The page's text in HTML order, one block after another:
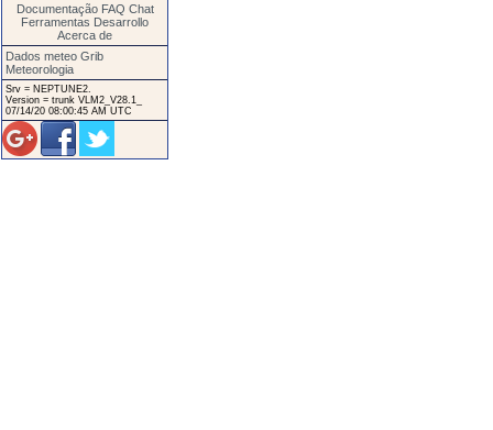
Documentação FAQ Chat
Ferramentas Desarrollo
Acerca de
Dados meteo Grib
Meteorologia
Srv = NEPTUNE2.
Version = trunk VLM2_V28.1_
07/14/20 08:00:45 AM UTC